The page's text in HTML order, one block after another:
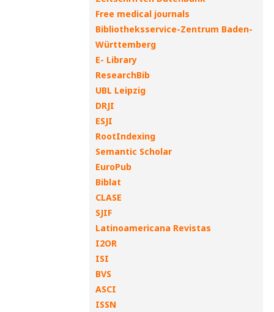
Free medical journals
Bibliotheksservice-Zentrum Baden-
Württemberg
E- Library
ResearchBib
UBL Leipzig
DRJI
ESJI
RootIndexing
Semantic Scholar
EuroPub
Biblat
CLASE
SJIF
Latinoamericana Revistas
I2OR
ISI
BVS
ASCI
ISSN